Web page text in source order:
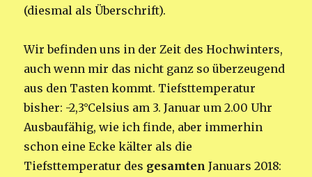
(diesmal als Überschrift).
Wir befinden uns in der Zeit des Hochwinters,
auch wenn mir das nicht ganz so überzeugend
aus den Tasten kommt. Tiefsttemperatur
bisher: -2,3°Celsius am 3. Januar um 2.00 Uhr
Ausbaufähig, wie ich finde, aber immerhin
schon eine Ecke kälter als die
Tiefsttemperatur des gesamten Januars 2018: